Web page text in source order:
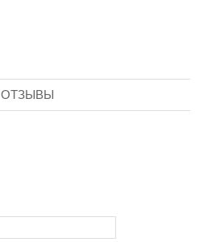
ОТЗЫВЫ